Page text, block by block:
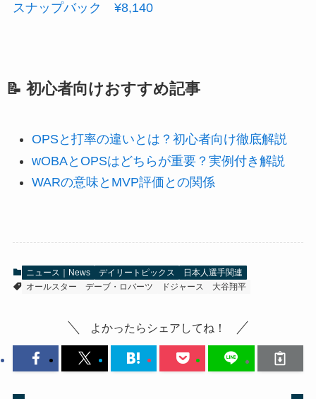
スナップバック ¥8,140
📝 初心者向けおすすめ記事
OPSと打率の違いとは？初心者向け徹底解説
wOBAとOPSはどちらが重要？実例付き解説
WARの意味とMVP評価との関係
ニュース｜News デイリートピックス
日本人選手関連
オールスター
デーブ・ロバーツ ドジャース 大谷翔平
よかったらシェアしてね！